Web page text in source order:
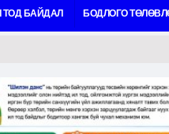
ТОД БАЙДАЛ БОДЛОГО